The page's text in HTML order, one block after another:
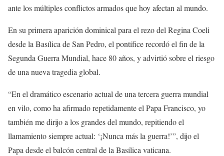
ante los múltiples conflictos armados que hoy afectan al mundo.
En su primera aparición dominical para el rezo del Regina Coeli
desde la Basílica de San Pedro, el pontífice recordó el fin de la
Segunda Guerra Mundial, hace 80 años, y advirtió sobre el riesgo
de una nueva tragedia global.
“En el dramático escenario actual de una tercera guerra mundial
en vilo, como ha afirmado repetidamente el Papa Francisco, yo
también me dirijo a los grandes del mundo, repitiendo el
llamamiento siempre actual: ‘¡Nunca más la guerra!’”, dijo el
Papa desde el balcón central de la Basílica vaticana.